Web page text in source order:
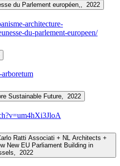
du Parlement européen,, 2022
architecture-
du-parlement-europeen/
Sustainable Future, 2022
Ratti Associati + NL Architects +
New EU Parliament Building in
2022